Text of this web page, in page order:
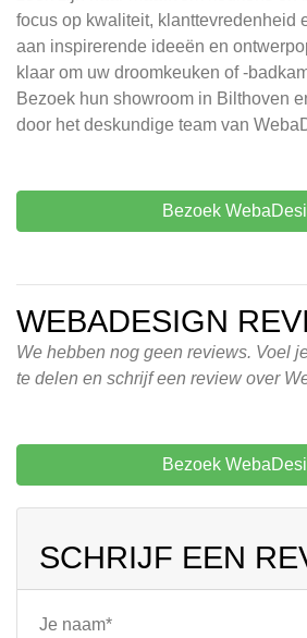
focus op kwaliteit, klanttevredenheid
aan inspirerende ideeën en
klaar om uw droomkeuken of -
Bezoek hun showroom in Bilthoven
door het deskundige team van
Bezoek
WEBADESIGN
We hebben nog geen reviews. Voel
te delen en schrijf een review over
Bezoek
SCHRIJF EEN
Je naam*